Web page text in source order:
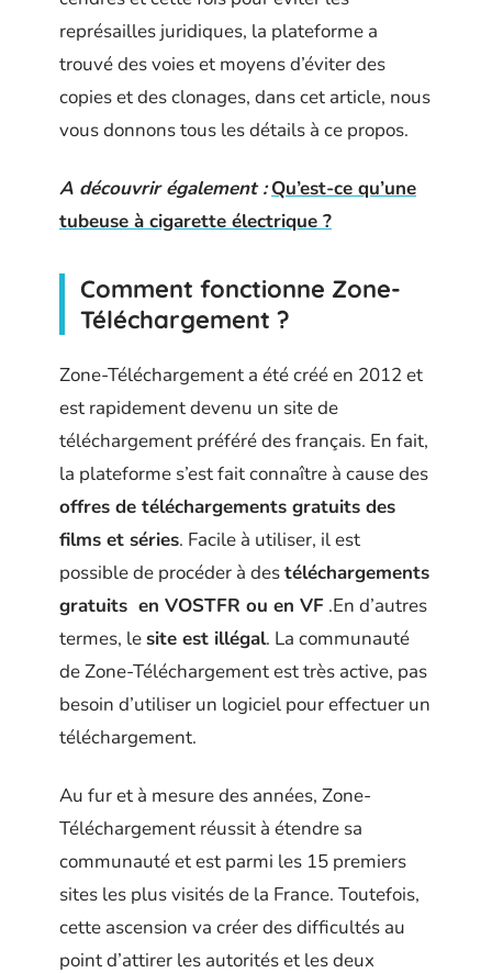
représailles juridiques, la plateforme a
trouvé des voies et moyens d’éviter des
copies et des clonages, dans cet article, nous
vous donnons tous les détails à ce propos.
A découvrir également : Qu’est-ce qu’une
tubeuse à cigarette électrique ?
Comment fonctionne Zone-
Téléchargement ?
Zone-Téléchargement a été créé en 2012 et
est rapidement devenu un site de
téléchargement préféré des français. En fait,
la plateforme s’est fait connaître à cause des
offres de téléchargements gratuits des
films et séries. Facile à utiliser, il est
possible de procéder à destéléchargements
gratuits en VOSTFR ou en VF .En d’autres
termes, lesite est illégal. La communauté
de Zone-Téléchargement est très active, pas
besoin d’utiliser un logiciel pour effectuer un
téléchargement.
Au fur et à mesure des années, Zone-
Téléchargement réussit à étendre sa
communauté et est parmi les 15 premiers
sites les plus visités de la France. Toutefois,
cette ascension va créer des difficultés au
point d’attirer les autorités et les deux